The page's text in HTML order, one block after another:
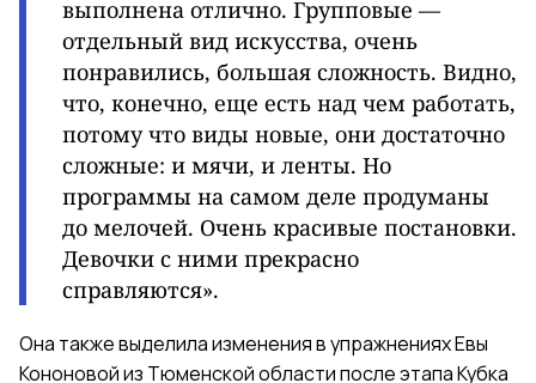
выполнена отлично. Групповые —
отдельный вид искусства, очень
понравились, большая сложность. Видно,
что, конечно, еще есть над чем работать,
потому что виды новые, они достаточно
сложные: и мячи, и ленты. Но
программы на самом деле продуманы
до мелочей. Очень красивые постановки.
Девочки с ними прекрасно
справляются».
Она также выделила изменения в упражнениях Евы
Кононовой из Тюменской области после этапа Кубка